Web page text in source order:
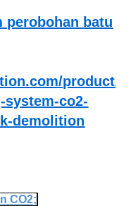
perobohan batu
product/
co2-
demolition
CO2;